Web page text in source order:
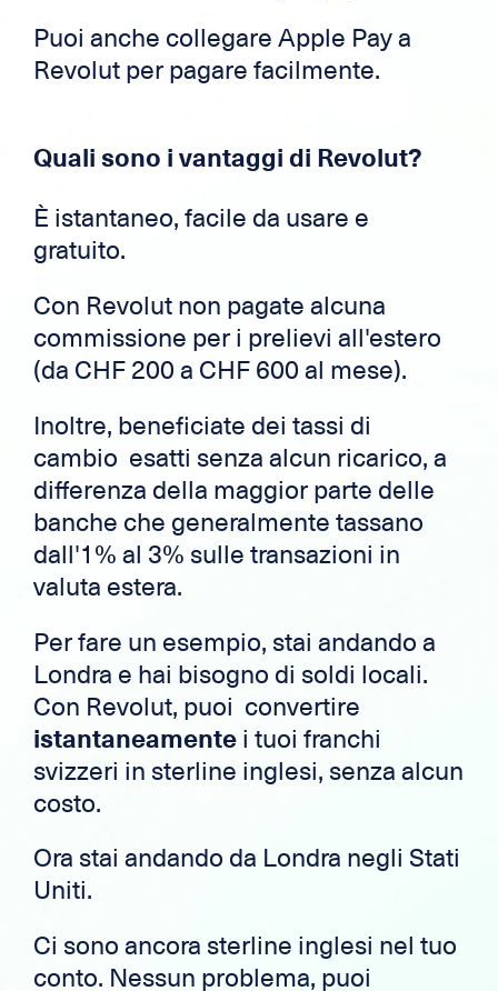
Puoi anche collegare Apple Pay a
Revolut per pagare facilmente.
Quali sono i vantaggi di Revolut?
È istantaneo, facile da usare e
gratuito.
Con Revolut non pagate alcuna
commissione per i prelievi all'estero
(da CHF 200 a CHF 600 al mese).
Inoltre, beneficiate dei tassi di
cambio esatti senza alcun ricarico, a
differenza della maggior parte delle
banche che generalmente tassano
dall'1% al 3% sulle transazioni in
valuta estera.
Per fare un esempio, stai andando a
Londra e hai bisogno di soldi locali.
Con Revolut, puoi convertire
istantaneamente i tuoi franchi
svizzeri in sterline inglesi, senza alcun
costo.
Ora stai andando da Londra negli Stati
Uniti.
Ci sono ancora sterline inglesi nel tuo
conto. Nessun problema, puoi